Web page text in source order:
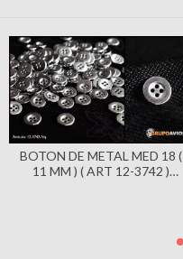
BOTON DE METAL MED 18 (
11 MM ) ( ART 12-3742 )